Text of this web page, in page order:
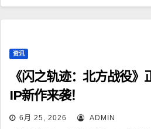
资讯
《闪之轨迹：北方战役
IP新作来袭！
6月 25, 2026 ADMIN